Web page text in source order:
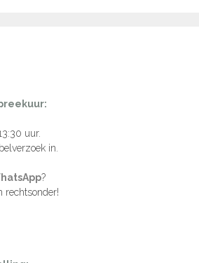
uur.
in.
?
rechtsonder!